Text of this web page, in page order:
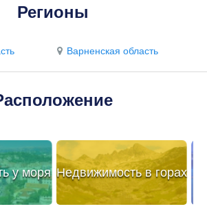
Регионы
Варненская область
у моря Недвижимость в горах